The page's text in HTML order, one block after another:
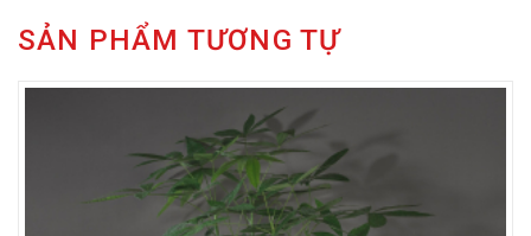
Chậu composite là một ý tưởng tuyệt vời cho việc decor hoặc
thiết kế không gian nội hoặc ngoại thất của Bạn
Hãy thử kết hợp các chậu composite mix với các cây như:
SẢN PHẨM TƯƠNG TỰ